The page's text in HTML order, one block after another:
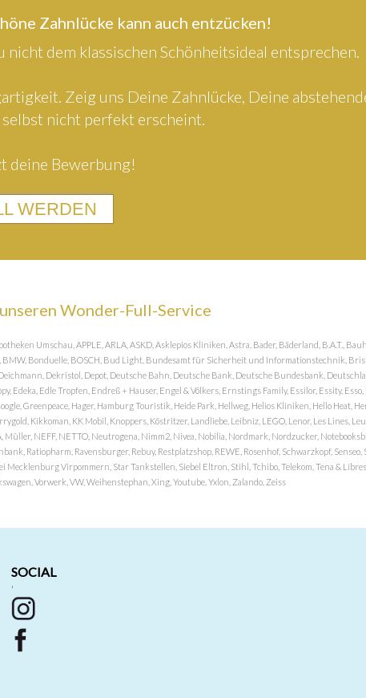
Zahnlücke kann auch entzücken!
dem klassischen Schönheitsideal entsprechen.
Zeig uns Deine Zahnlücke, Deine
nicht perfekt erscheint.
deine Bewerbung!
WERDEN
Wonder-Full-Service
Umschau, APPLE, ARLA, ASKD, Asklepios Kliniken, Astra, Bader, Bäderland, B.A.T.,
Bonduelle, BOSCH, Bud Light, Bundesamt für Sicherheit und Informationstechnik,
Deichmann, Dekristol, Depot, Deutsche Bahn, Deutsche Bank, Deutsche Bundesbank,
Edeka, Edle Tropfen, Endreß + Hauser, Engel & Völkers, Ernstings Family, Essilor, Essity, Esso,
Greenpeace, Hager, Hamburg Touristik, Heide Park, Hellweg, Helios Kliniken, Hello Heat,
Kikkoman, KK Mobil, Knoppers, Köstritzer, Landliebe, Leibniz, LEGO, Lenor, Les Lines,
NEFF, NETTO, Neutrogena, Nimm2, Nivea, Nobilia, Nordmark, Nordzucker,
Ratiopharm, Ravensburger, Rebuy, Restplatzshop, REWE, Rosenhof, Schwarzkopf, Senseo,
Mecklenburg Virpommern, Star Tankstellen, Siebel Eltron, Stihl, Tchibo, Telekom, Tena &
Vorwerk, VW, Weihenstephan, Xing, Youtube, Yxlon, Zalando, Zeiss
SOCIAL
'